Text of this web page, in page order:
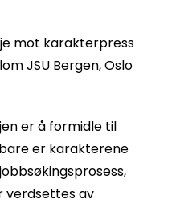
mot karakterpress
JSU Bergen, Oslo
er å formidle til
er karakterene
verdsettes av